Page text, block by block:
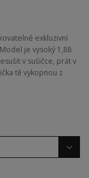
exkluzivní
je vysoký 1,88
v sušičce, prát v
tě vykopnou z